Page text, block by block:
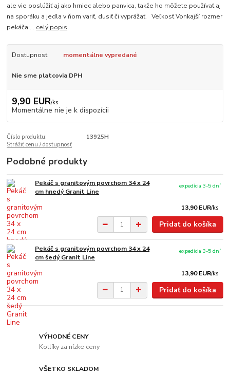
ale vie poslúžiť aj ako hrniec alebo panvica, takže ho môžete používať aj
na sporáku a jedla v ňom variť, dusiť či vyprážať. Veľkosť Vonkajší rozmer
pekáča:... celý popis
Dostupnosť momentálne vypredané
Nie sme platcovia DPH
9,90 EUR/ks
Momentálne nie je k dispozícii
Číslo produktu:
13925H
Strážiť cenu / dostupnosť
Podobné produkty
Pekáč s granitovým povrchom 34 x 24
cm hnedý Granit Line
13,90 EUR/ks
expedícia 3-5 dní
Pridať do košíka
Pekáč s granitovým povrchom 34 x 24
cm šedý Granit Line
13,90 EUR/ks
expedícia 3-5 dní
Pridať do košíka
VÝHODNÉ CENY
Kotlíky za nízke ceny
VŠETKO SKLADOM